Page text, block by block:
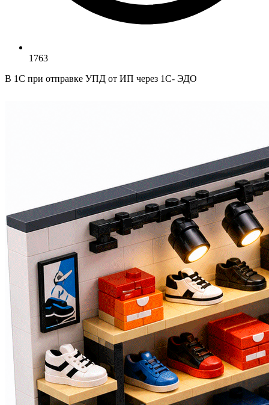
1763
В 1С при отправке УПД от ИП через 1С- ЭДО